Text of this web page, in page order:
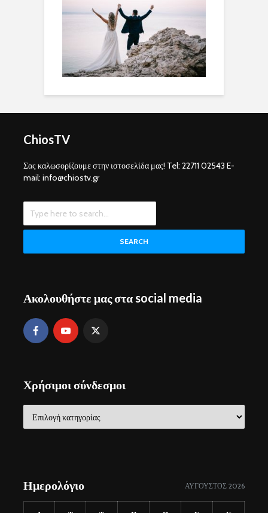
ChiosTV
Σας καλωσορίζουμε στην ιστοσελίδα μας! Tel: 22711 02543 E-
mail: info@chiostv.gr
SEARCH
Ακολουθήστε μας στα social media
Χρήσιμοι σύνδεσμοι
σύνδεσμοι
Ημερολόγιο ΑΎΓΟΥΣΤΟΣ 2026